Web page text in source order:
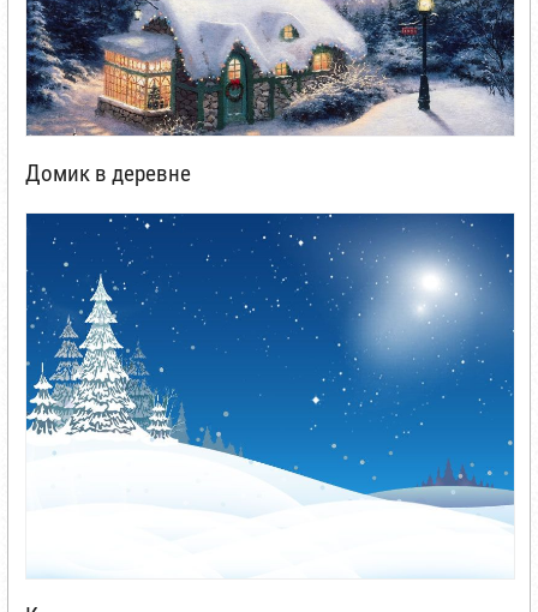
Домик в деревне